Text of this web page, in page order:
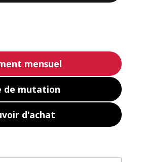
mensuel
de mutation
d'achat